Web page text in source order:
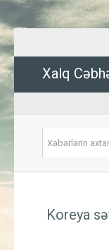
Xalq
Koreya